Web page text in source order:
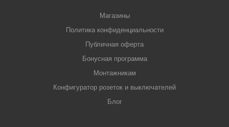
Магазины
Политика конфиденциальности
Публичная оферта
Бонусная программа
Монтажникам
Конфигуратор розеток и выключателей
Блог